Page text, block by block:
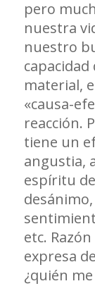
pero
nuestra
nuestro
material,
«causa-
reacción.
tiene un
angustia,
espíritu
etc.
expresa
¿quién me